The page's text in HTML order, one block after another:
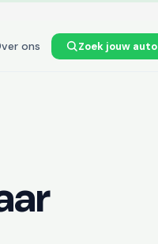
ons Zoek jouw auto